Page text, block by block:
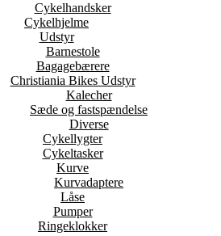
Cykelhandsker
Cykelhjelme
Udstyr
Barnestole
Bagagebærere
Christiania Bikes Udstyr
Kalecher
Sæde og fastspændelse
Diverse
Cykellygter
Cykeltasker
Kurve
Kurvadaptere
Låse
Pumper
Ringeklokker